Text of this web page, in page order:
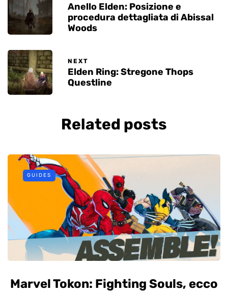
Anello Elden: Posizione e
procedura dettagliata di Abissal
Woods
NEXT
Elden Ring: Stregone Thops
Questline
Related posts
GUIDES
Marvel Tokon: Fighting Souls, ecco